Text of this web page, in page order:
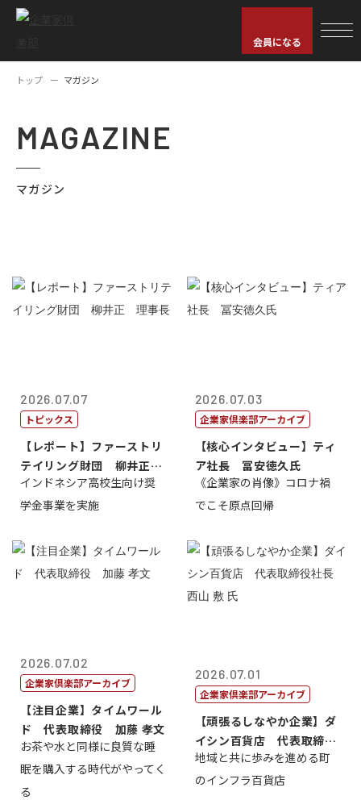
会員になる
トップ マガジン
MAGAZINE
マガジン
2026.07.07
トピックス
【レポート】ファーストリ
テイリング財団 柳井正
理事長
インドネシア高校生向け奨
学金事業を実施
2026.07.03
企業家倶楽部アーカイブ
【核心インタビュー】ティ
ア社長 冨安徳久氏
《企業家の肖像》コロナ禍
でこそ原点回帰
2026.07.02
企業家倶楽部アーカイブ
【注目企業】タイムワール
ド 代表取締役 加藤 孝文
お茶や水と同様に良質な睡
眠を購入する時代がやってく
る
2026.07.01
企業家倶楽部アーカイブ
【頑張るしなやか企業】ダ
イシン百貨店 代表取締役
社長 西山 ...
地域と共に歩みを進める町
のインフラ百貨店